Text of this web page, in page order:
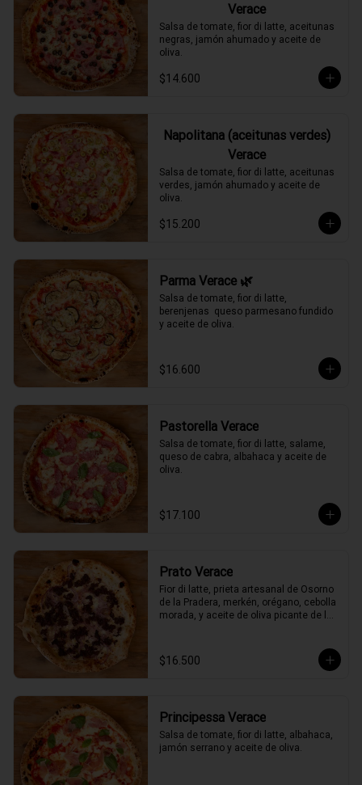
Verace
Salsa de tomate, fior di latte, aceitunas
negras, jamón ahumado y aceite de
oliva.
$14.600
Napolitana (aceitunas verdes)
Verace
Salsa de tomate, fior di latte, aceitunas
verdes, jamón ahumado y aceite de
oliva.
$15.200
Parma Verace 🌿
Salsa de tomate, fior di latte,
berenjenas  queso parmesano fundido
y aceite de oliva.
$16.600
Pastorella Verace
Salsa de tomate, fior di latte, salame,
queso de cabra, albahaca y aceite de
oliva.
$17.100
Prato Verace
Fior di latte, prieta artesanal de Osorno
de la Pradera, merkén, orégano, cebolla
morada, y aceite de oliva picante de la
$16.500
Principessa Verace
Salsa de tomate, fior di latte, albahaca,
jamón serrano y aceite de oliva.